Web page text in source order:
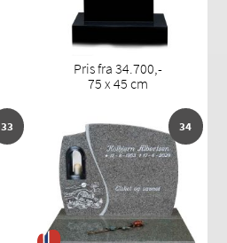
Pris fra 34.700,-
75 x 45 cm
33 34